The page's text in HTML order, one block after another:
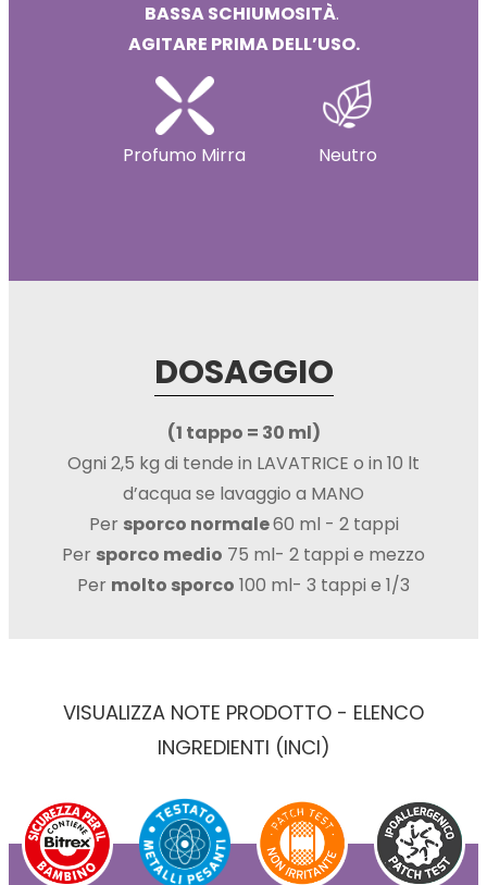
BASSA SCHIUMOSITÀ.
AGITARE PRIMA DELL’USO.
Profumo Mirra Neutro
DOSAGGIO
(1 tappo = 30 ml)
Ogni 2,5 kg di tende in LAVATRICE o in 10 lt
d’acqua se lavaggio a MANO
Per sporco normale60 ml - 2 tappi
Per sporco medio 75 ml- 2 tappi e mezzo
Per molto sporco 100 ml- 3 tappi e 1/3
VISUALIZZA NOTE PRODOTTO - ELENCO
INGREDIENTI (INCI)